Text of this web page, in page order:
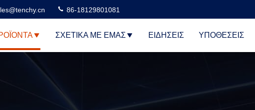
86-18129801081
ΣΧΕΤΙΚΆ ΜΕ ΕΜΆΣ ΕΙΔΉΣΕΙΣ ΥΠΟΘΈΣΕΙΣ